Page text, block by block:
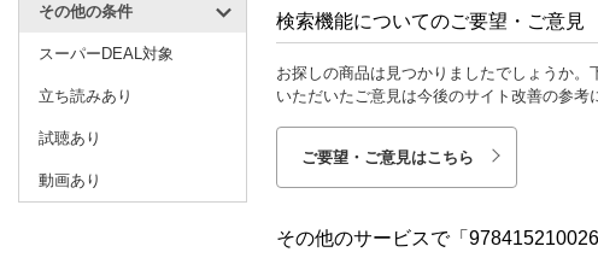
その他の条件
スーパーDEAL対象
立ち読みあり
試聴あり
動画あり
検索機能についてのご要望・ご意見
お探しの商品は見つかりましたでしょうか。
いただいたご意見は今後のサイト改善の参考
ご要望・ご意見はこちら
その他のサービスで「